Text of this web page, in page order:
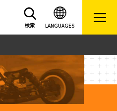
LANGUAGES
検索